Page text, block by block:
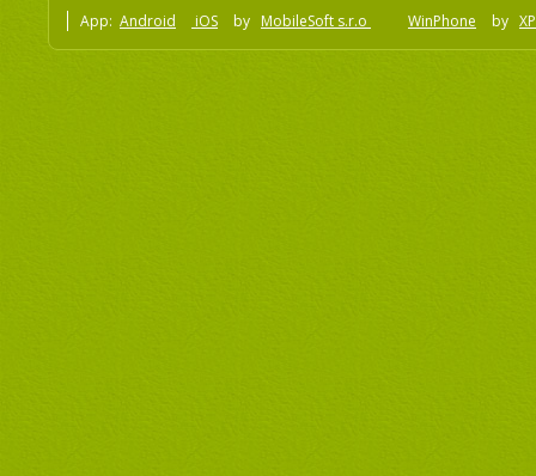
App: Android iOS by MobileSoft s.r.o WinPhone by